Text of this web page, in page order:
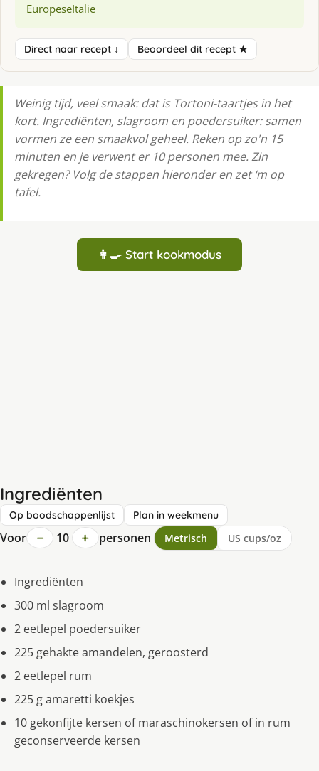
EuropeseItalie
Direct naar recept ↓ Beoordeel dit recept ★
Weinig tijd, veel smaak: dat is Tortoni-taartjes in het
kort. Ingrediënten, slagroom en poedersuiker: samen
vormen ze een smaakvol geheel. Reken op zo'n 15
minuten en je verwent er 10 personen mee. Zin
gekregen? Volg de stappen hieronder en zet ‘m op
tafel.
👩‍🍳 Start kookmodus
Ingrediënten
Op boodschappenlijst Plan in weekmenu
Voor − 10 + personen Metrisch US cups/oz
Ingrediënten
300 ml slagroom
2 eetlepel poedersuiker
225 gehakte amandelen, geroosterd
2 eetlepel rum
225 g amaretti koekjes
10 gekonfijte kersen of maraschinokersen of in rum
geconserveerde kersen